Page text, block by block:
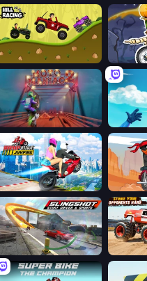
Hill Racing
Moto Maniac 2
Ramp Bike Jumping
Slingshot Stunt Driver & Sport